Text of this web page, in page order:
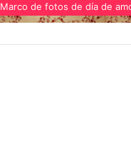
Marco de fotos de día de